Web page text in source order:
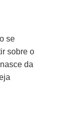
se
sobre o
da